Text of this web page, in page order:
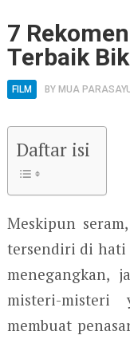
7
Terbaik
FILM BY MUA
Daftar isi
Meskipun seram,
tersendiri di hati
menegangkan,
misteri-misteri
membuat